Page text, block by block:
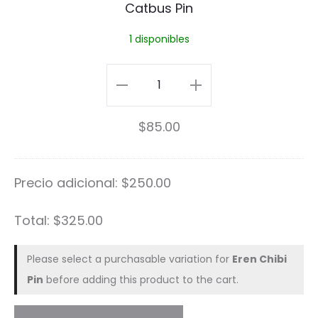
i
Catbus Pin
1 disponibles
Catbus
Pin
cantidad
$85.00
Precio adicional: $250.00
Total: $325.00
Please select a purchasable variation for Eren Chibi
Pin before adding this product to the cart.